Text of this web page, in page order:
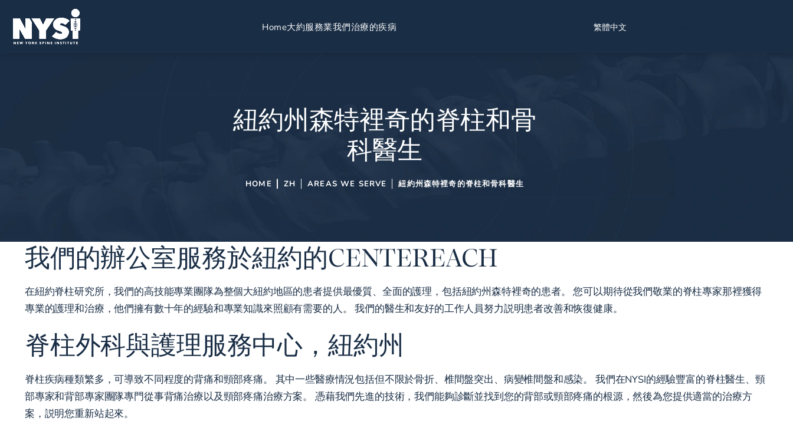
Home大約服務業我們治療的疾病 繁體中文
紐約州森特裡奇的脊柱和骨
科醫生
HOME ZH AREAS WE SERVE 紐約州森特裡奇的脊柱和骨科醫生
我們的辦公室服務於紐約的CENTEREACH
在紐約脊柱研究所，我們的高技能專業團隊為整個大紐約地區的患者提供最優質、全面的護理，包括紐約州森特裡奇的患者。 您可以期待從我們敬業的脊柱專家那裡獲得
專業的護理和治療，他們擁有數十年的經驗和專業知識來照顧有需要的人。 我們的醫生和友好的工作人員努力説明患者改善和恢復健康。
脊柱外科與護理服務中心，紐約州
脊柱疾病種類繁多，可導致不同程度的背痛和頸部疼痛。 其中一些醫療情況包括但不限於骨折、椎間盤突出、病變椎間盤和感染。 我們在NYSI的經驗豐富的脊柱醫生、頸
部專家和背部專家團隊專門從事背痛治療以及頸部疼痛治療方案。 憑藉我們先進的技術，我們能夠診斷並找到您的背部或頸部疼痛的根源，然後為您提供適當的治療方
案，説明您重新站起來。